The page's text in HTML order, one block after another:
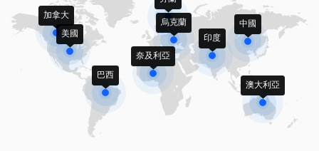
加拿大
美國
巴西
奈及利亞
烏克蘭
印度
中國
澳大利亞